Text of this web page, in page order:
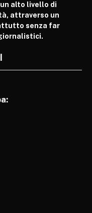
alto livello di
attraverso un
senza far